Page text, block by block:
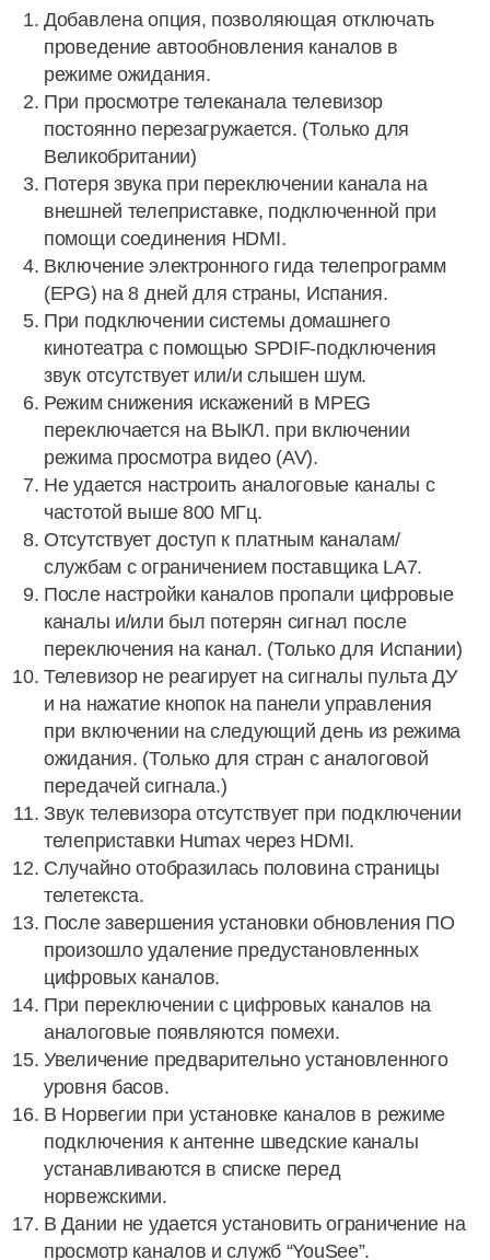
Добавлена опция, позволяющая отключать
проведение автообновления каналов в
режиме ожидания.
При просмотре телеканала телевизор
постоянно перезагружается. (Только для
Великобритании)
Потеря звука при переключении канала на
внешней телеприставке, подключенной при
помощи соединения HDMI.
Включение электронного гида телепрограмм
(EPG) на 8 дней для страны, Испания.
При подключении системы домашнего
кинотеатра с помощью SPDIF-подключения
звук отсутствует или/и слышен шум.
Режим снижения искажений в MPEG
переключается на ВЫКЛ. при включении
режима просмотра видео (AV).
Не удается настроить аналоговые каналы с
частотой выше 800 МГц.
Отсутствует доступ к платным каналам/
службам с ограничением поставщика LA7.
После настройки каналов пропали цифровые
каналы и/или был потерян сигнал после
переключения на канал. (Только для Испании)
Телевизор не реагирует на сигналы пульта ДУ
и на нажатие кнопок на панели управления
при включении на следующий день из режима
ожидания. (Только для стран с аналоговой
передачей сигнала.)
Звук телевизора отсутствует при подключении
телеприставки Humax через HDMI.
Случайно отобразилась половина страницы
телетекста.
После завершения установки обновления ПО
произошло удаление предустановленных
цифровых каналов.
При переключении с цифровых каналов на
аналоговые появляются помехи.
Увеличение предварительно установленного
уровня басов.
В Норвегии при установке каналов в режиме
подключения к антенне шведские каналы
устанавливаются в списке перед
норвежскими.
В Дании не удается установить ограничение на
просмотр каналов и служб “YouSee”.